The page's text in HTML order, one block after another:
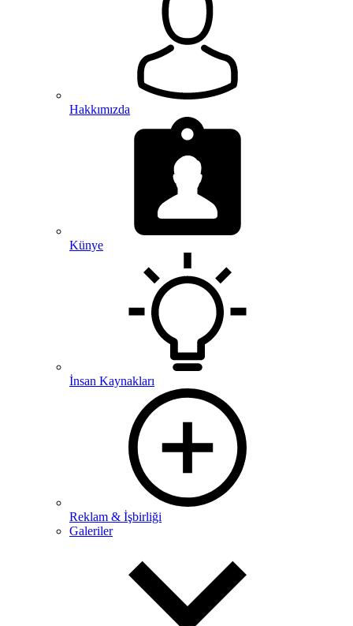
Hakkımızda
Künye
İnsan Kaynakları
Reklam & İşbirliği
Galeriler